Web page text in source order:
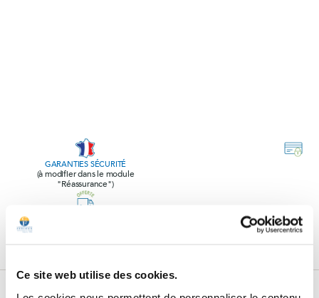
Ce site web utilise des cookies.
GARANTIES SÉCURITÉ
(à modifier dans le module
"Réassurance")